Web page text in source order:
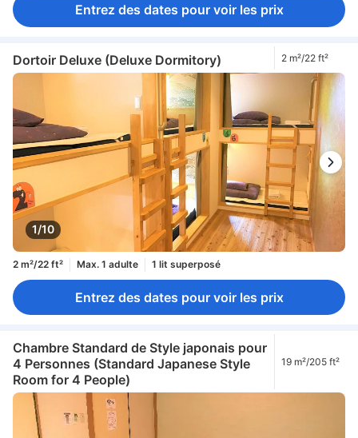
Entrez des dates pour voir les prix
Dortoir Deluxe (Deluxe Dormitory) 2 m²/22 ft²
1/10
2 m²/22 ft² Max. 1 adulte 1 lit superposé
Entrez des dates pour voir les prix
Chambre Standard de Style japonais pour
4 Personnes (Standard Japanese Style
Room for 4 People)
19 m²/205 ft²